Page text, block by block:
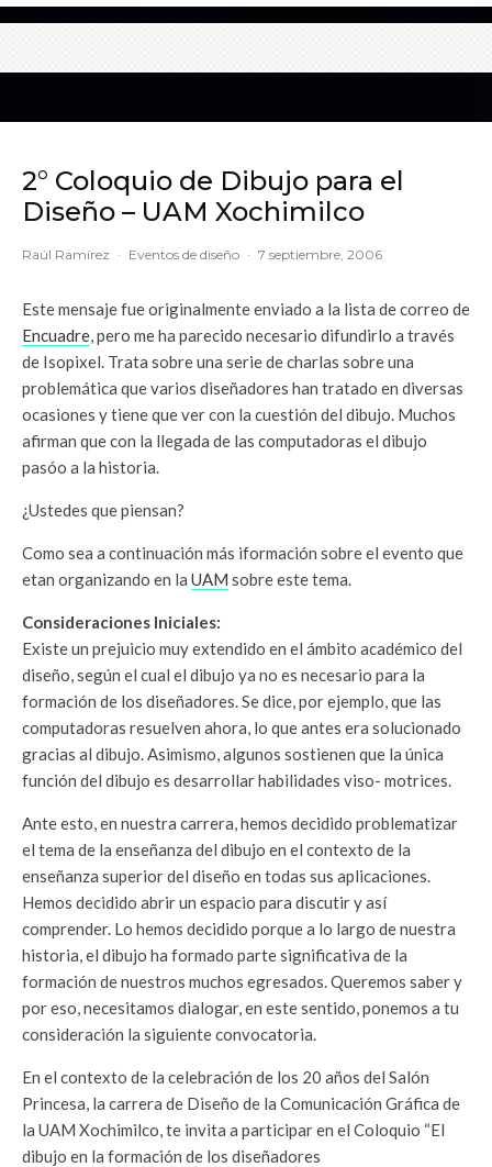
2° Coloquio de Dibujo para el
Diseño – UAM Xochimilco
Raúl Ramírez · Eventos de diseño · 7 septiembre, 2006
Este mensaje fue originalmente enviado a la lista de correo de
Encuadre, pero me ha parecido necesario difundirlo a través
de Isopixel. Trata sobre una serie de charlas sobre una
problemática que varios diseñadores han tratado en diversas
ocasiones y tiene que ver con la cuestión del dibujo. Muchos
afirman que con la llegada de las computadoras el dibujo
pasóo a la historia.
¿Ustedes que piensan?
Como sea a continuación más iformación sobre el evento que
etan organizando en la UAM sobre este tema.
Consideraciones Iniciales:
Existe un prejuicio muy extendido en el ámbito académico del
diseño, según el cual el dibujo ya no es necesario para la
formación de los diseñadores. Se dice, por ejemplo, que las
computadoras resuelven ahora, lo que antes era solucionado
gracias al dibujo. Asimismo, algunos sostienen que la única
función del dibujo es desarrollar habilidades viso- motrices.
Ante esto, en nuestra carrera, hemos decidido problematizar
el tema de la enseñanza del dibujo en el contexto de la
enseñanza superior del diseño en todas sus aplicaciones.
Hemos decidido abrir un espacio para discutir y así
comprender. Lo hemos decidido porque a lo largo de nuestra
historia, el dibujo ha formado parte significativa de la
formación de nuestros muchos egresados. Queremos saber y
por eso, necesitamos dialogar, en este sentido, ponemos a tu
consideración la siguiente convocatoria.
En el contexto de la celebración de los 20 años del Salón
Princesa, la carrera de Diseño de la Comunicación Gráfica de
la UAM Xochimilco, te invita a participar en el Coloquio “El
dibujo en la formación de los diseñadores